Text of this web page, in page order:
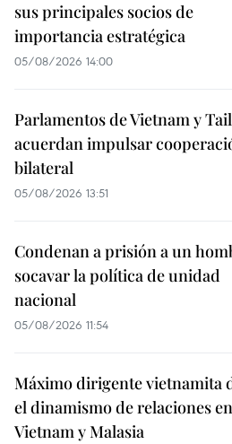
sus principales socios de
importancia estratégica
05/08/2026 14:00
Parlamentos de Vietnam y
acuerdan impulsar
bilateral
05/08/2026 13:51
Condenan a prisión a un
socavar la política de unidad
nacional
05/08/2026 11:54
Máximo dirigente vietnamita
el dinamismo de relaciones
Vietnam y Malasia